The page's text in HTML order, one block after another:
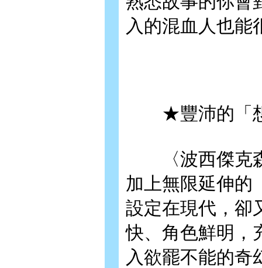
入的混血人也能
★豐沛的「想
〈波西傑克森
加上無限延伸的
設定在現代，卻
快、角色鮮明，
入欲罷不能的奇